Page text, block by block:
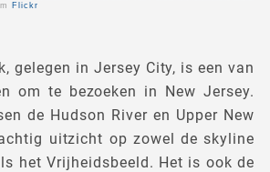
Flickr
gelegen in Jersey City, is een van
om te bezoeken in New Jersey.
de Hudson River en Upper New
uitzicht op zowel de skyline
het Vrijheidsbeeld. Het is ook de